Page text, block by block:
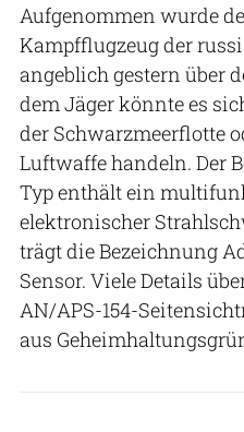
Aufgenommen wurde
Kampfflugzeug der
angeblich gestern über
dem Jäger könnte es
der Schwarzmeerflotte
Luftwaffe handeln. Der
Typ enthält ein
elektronischer
trägt die Bezeichnung
Sensor. Viele Details
AN/APS-154-
aus